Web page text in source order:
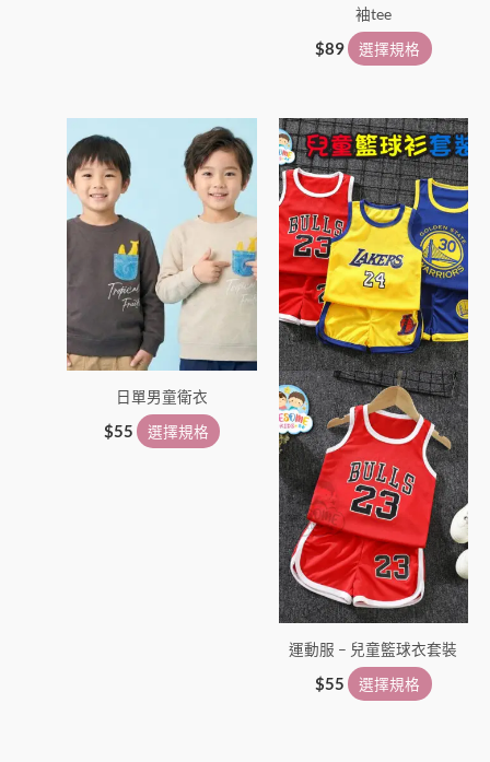
袖tee
$89 選擇規格
日單男童衛衣
$55 選擇規格
此
產
品
有
種
款
在
品
運動服 – 兒童籃球衣套裝
$55 選擇規格
此
產
品
有
多
種
款
式。
可
在
產
品
頁
面
選
擇
選
項